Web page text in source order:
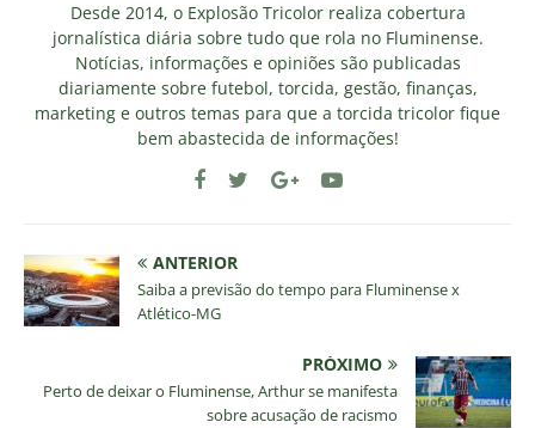
Desde 2014, o Explosão Tricolor realiza cobertura
jornalística diária sobre tudo que rola no Fluminense.
Notícias, informações e opiniões são publicadas
diariamente sobre futebol, torcida, gestão, finanças,
marketing e outros temas para que a torcida tricolor fique
bem abastecida de informações!
ANTERIOR
Saiba a previsão do tempo para Fluminense x
Atlético-MG
PRÓXIMO
Perto de deixar o Fluminense, Arthur se manifesta
sobre acusação de racismo